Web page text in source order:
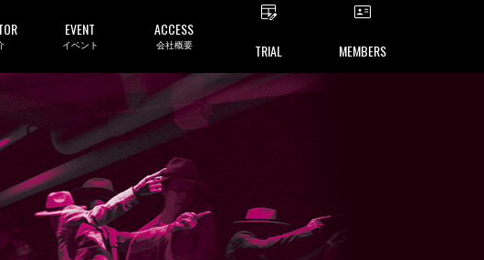
EVENT
イベント
ACCESS
会社概要 TRIAL MEMBERS